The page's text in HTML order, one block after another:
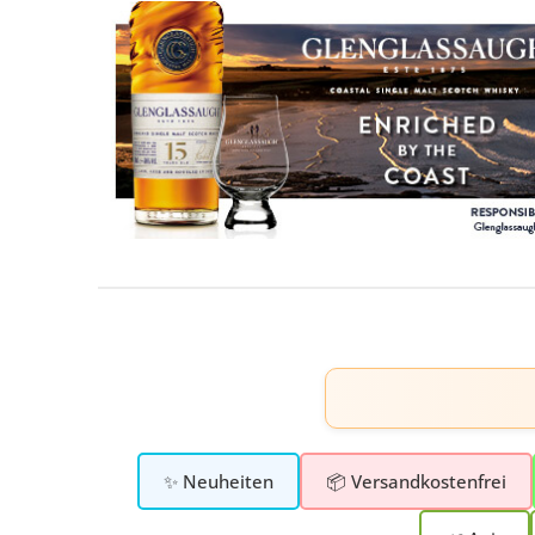
✨ Neuheiten 📦 Versandkostenfrei